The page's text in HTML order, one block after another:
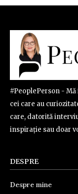
#PeoplePerson -
cei care au
care, datorită
inspirație sau doar
DESPRE
Despre mine